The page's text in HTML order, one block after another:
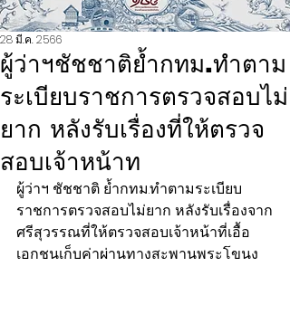
ผู้ว่าฯชัชชาติย้ำกทม.ทำตาม
ระเบียบราชการตรวจสอบไม่
ยาก หลังรับเรื่องที่ให้ตรวจ
สอบเจ้าหน้าท
28 มี.ค. 2566
ผู้ว่าฯ ชัชชาติ ย้ำกทม.ทำตามระเบียบ
ราชการตรวจสอบไม่ยาก หลังรับเรื่องจาก
ศรีสุวรรณที่ให้ตรวจสอบเจ้าหน้าที่เอื้อ
เอกชนเก็บค่าผ่านทางสะพานพระโขนง